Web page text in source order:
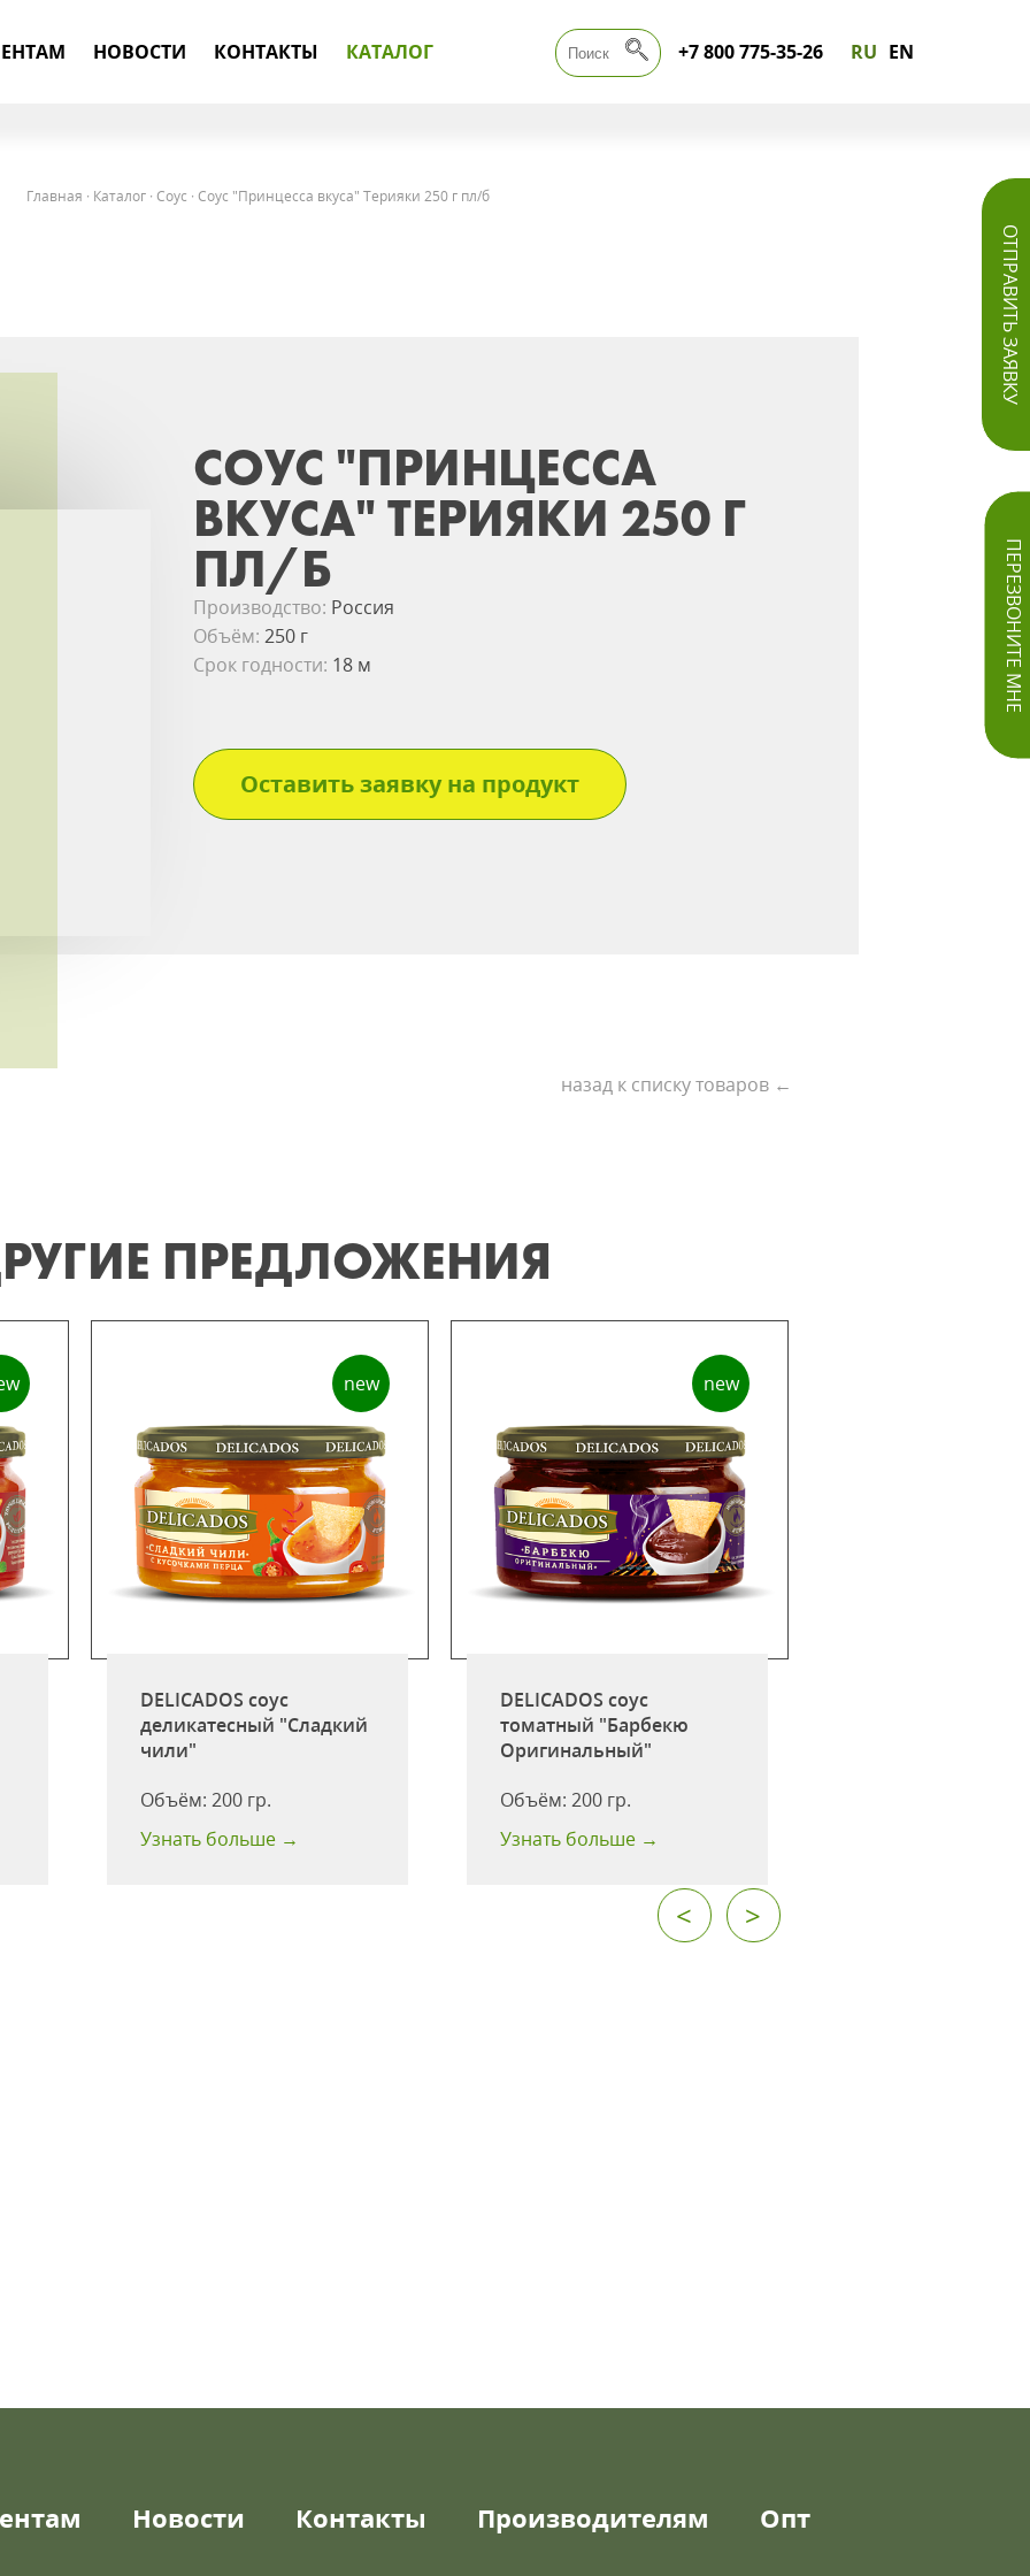
НОВОСТИ КОНТАКТЫ КАТАЛОГ +7 800 775-35-26 RU EN
ОТПРАВИТЬ ЗАЯВКУ
ПЕРЕЗВОНИТЕ МНЕ
Главная · Каталог· Соус · Соус "Принцесса вкуса" Терияки 250 г пл/б
СОУС "ПРИНЦЕССА
ВКУСА" ТЕРИЯКИ 250 Г
ПЛ/Б
Производство: Россия
Объём:250 г
Срок годности: 18 м
Оставить заявку на продукт
назад к списку товаров ←
ПРЕДЛОЖЕНИЯ
new
DELICADOS соус
деликатесный "Сладкий
чили"
Объём:200 гр.
Узнать больше →
new
DELICADOS соус
томатный "Барбекю
Оригинальный"
Объём:200 гр.
Узнать больше →
< >
Новости Контакты Производителям Опт